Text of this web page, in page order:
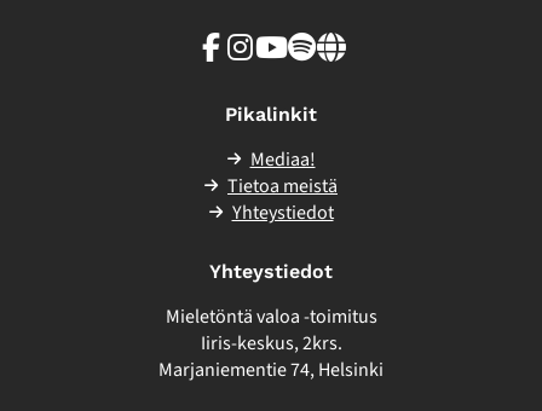
Facebook
Instagram
Youtube
SpotifyLinkki
Pikalinkit
Mediaa!
Tietoa meistä
Yhteystiedot
Yhteystiedot
Mieletöntä valoa -toimitus
Iiris-keskus, 2krs.
Marjaniementie 74, Helsinki